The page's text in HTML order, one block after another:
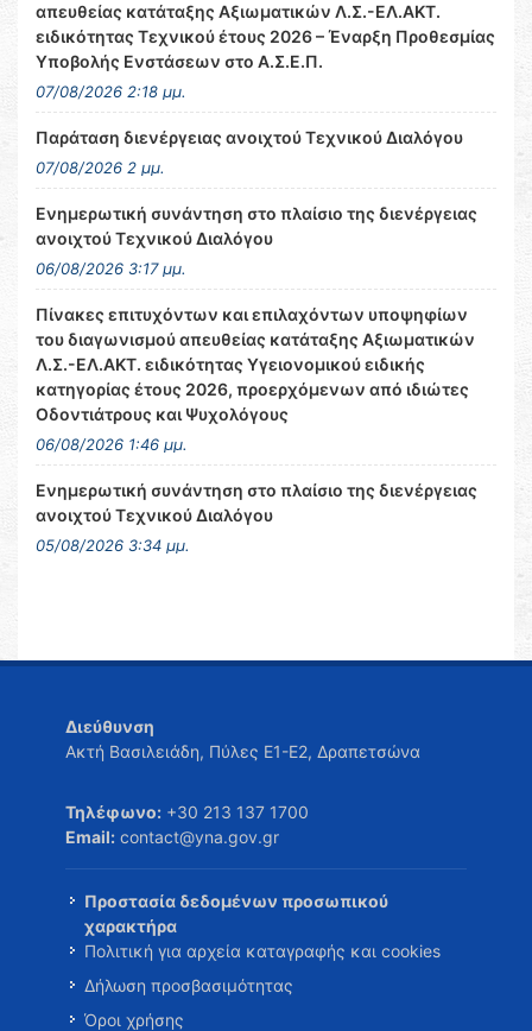
απευθείας κατάταξης Αξιωματικών Λ.Σ.-ΕΛ.ΑΚΤ.
ειδικότητας Τεχνικού έτους 2026 – Έναρξη Προθεσμίας
Υποβολής Ενστάσεων στο Α.Σ.Ε.Π.
07/08/2026 2:18 μμ.
Παράταση διενέργειας ανοιχτού Τεχνικού Διαλόγου
07/08/2026 2 μμ.
Ενημερωτική συνάντηση στο πλαίσιο της διενέργειας
ανοιχτού Τεχνικού Διαλόγου
06/08/2026 3:17 μμ.
Πίνακες επιτυχόντων και επιλαχόντων υποψηφίων
του διαγωνισμού απευθείας κατάταξης Αξιωματικών
Λ.Σ.-ΕΛ.ΑΚΤ. ειδικότητας Υγειονομικού ειδικής
κατηγορίας έτους 2026, προερχόμενων από ιδιώτες
Οδοντιάτρους και Ψυχολόγους
06/08/2026 1:46 μμ.
Ενημερωτική συνάντηση στο πλαίσιο της διενέργειας
ανοιχτού Τεχνικού Διαλόγου
05/08/2026 3:34 μμ.
Διεύθυνση
Ακτή Βασιλειάδη, Πύλες Ε1-Ε2, Δραπετσώνα
Τηλέφωνο: +30 213 137 1700
Email: contact@yna.gov.gr
Προστασία δεδομένων προσωπικού
χαρακτήρα
Πολιτική για αρχεία καταγραφής και cookies
Δήλωση προσβασιμότητας
Όροι χρήσης